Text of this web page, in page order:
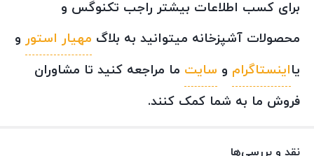
برای کسب اطلاعات بیشتر راجب تکنوگس و
محصولات آشپزخانه میتوانید به بلاگ مهیار استور و
یااینستاگرام و سایت ما مراجعه کنید تا مشاوران
فروش ما به شما کمک کنند.
نقد و بررسی‌ها